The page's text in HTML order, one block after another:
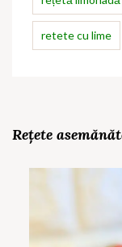
retete cu lime
Rețete